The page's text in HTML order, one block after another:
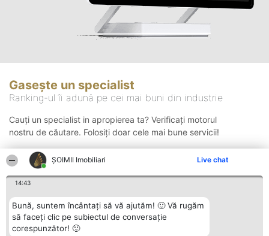
ȘOIMII Imobiliari Live chat
14:43
Bună, suntem încântați să vă ajutăm! 🙂 Vă rugăm
să faceți clic pe subiectul de conversație
corespunzător! 🙂
Gasește un specialist
Ranking-ul îi adună pe cei mai buni din industrie
Cauți un specialist in apropierea ta? Verificați motorul
nostru de căutare. Folosiți doar cele mai bune servicii!